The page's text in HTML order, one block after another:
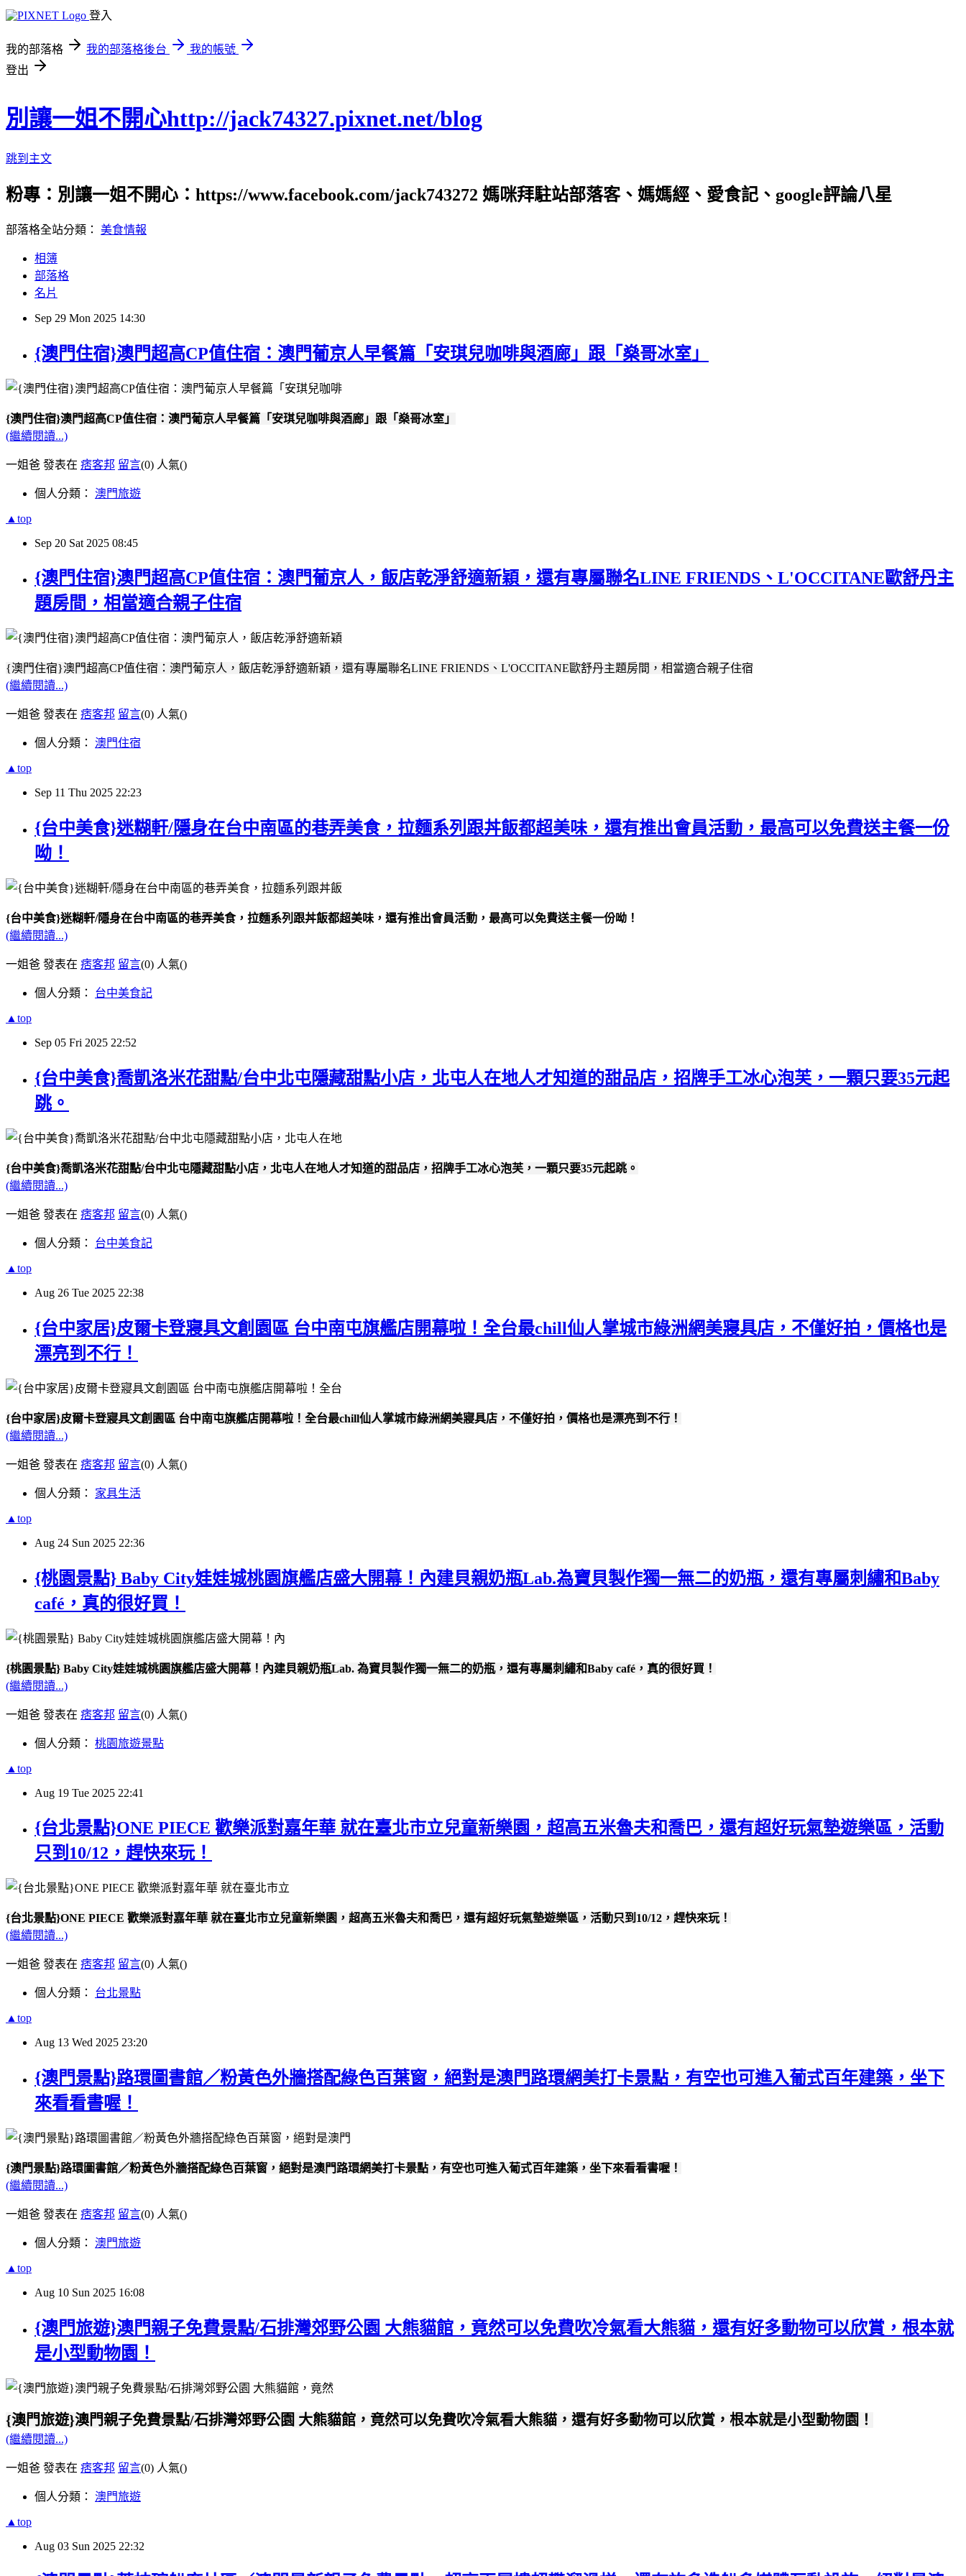
登入
我的部落格 我的部落格後台
我的帳號
登出
別讓一姐不開心http://jack74327.pixnet.net/blog
跳到主文
粉專：別讓一姐不開心：https://www.facebook.com/jack743272 媽咪拜駐站部落客、媽媽經、愛食記、google評論八星
部落格全站分類： 美食情報
相簿
部落格
名片
Sep 29 Mon 2025 14:30
{澳門住宿}澳門超高CP值住宿：澳門葡京人早餐篇「安琪兒咖啡與酒廊」跟「燊哥冰室」
{澳門住宿}澳門超高CP值住宿：澳門葡京人早餐篇「安琪兒咖啡與酒廊」跟「燊哥冰室」
(繼續閱讀...)
一姐爸 發表在 痞客邦 留言(0) 人氣()
個人分類： 澳門旅遊
▲top
Sep 20 Sat 2025 08:45
{澳門住宿}澳門超高CP值住宿：澳門葡京人，飯店乾淨舒適新穎，還有專屬聯名LINE FRIENDS、L'OCCITANE歐舒丹主
題房間，相當適合親子住宿
{澳門住宿}澳門超高CP值住宿：澳門葡京人，飯店乾淨舒適新穎，還有專屬聯名LINE FRIENDS、L'OCCITANE歐舒丹主題房間，相當適合親子住宿
(繼續閱讀...)
一姐爸 發表在 痞客邦 留言(0) 人氣()
個人分類： 澳門住宿
▲top
Sep 11 Thu 2025 22:23
{台中美食}迷糊軒/隱身在台中南區的巷弄美食，拉麵系列跟丼飯都超美味，還有推出會員活動，最高可以免費送主餐一份
呦！
{台中美食}迷糊軒/隱身在台中南區的巷弄美食，拉麵系列跟丼飯都超美味，還有推出會員活動，最高可以免費送主餐一份呦！
(繼續閱讀...)
一姐爸 發表在 痞客邦 留言(0) 人氣()
個人分類： 台中美食記
▲top
Sep 05 Fri 2025 22:52
{台中美食}喬凱洛米花甜點/台中北屯隱藏甜點小店，北屯人在地人才知道的甜品店，招牌手工冰心泡芙，一顆只要35元起
跳。
{台中美食}喬凱洛米花甜點/台中北屯隱藏甜點小店，北屯人在地人才知道的甜品店，招牌手工冰心泡芙，一顆只要35元起跳。
(繼續閱讀...)
一姐爸 發表在 痞客邦 留言(0) 人氣()
個人分類： 台中美食記
▲top
Aug 26 Tue 2025 22:38
{台中家居}皮爾卡登寢具文創園區 台中南屯旗艦店開幕啦！全台最chill仙人掌城市綠洲網美寢具店，不僅好拍，價格也是
漂亮到不行！
{台中家居}皮爾卡登寢具文創園區 台中南屯旗艦店開幕啦！全台最chill仙人掌城市綠洲網美寢具店，不僅好拍，價格也是漂亮到不行！
(繼續閱讀...)
一姐爸 發表在 痞客邦 留言(0) 人氣()
個人分類： 家具生活
▲top
Aug 24 Sun 2025 22:36
{桃園景點} Baby City娃娃城桃園旗艦店盛大開幕！內建貝親奶瓶Lab.為寶貝製作獨一無二的奶瓶，還有專屬刺繡和Baby
café，真的很好買！
{桃園景點} Baby City娃娃城桃園旗艦店盛大開幕！內建貝親奶瓶Lab. 為寶貝製作獨一無二的奶瓶，還有專屬刺繡和Baby café，真的很好買！
(繼續閱讀...)
一姐爸 發表在 痞客邦 留言(0) 人氣()
個人分類： 桃園旅遊景點
▲top
Aug 19 Tue 2025 22:41
{台北景點}ONE PIECE 歡樂派對嘉年華 就在臺北市立兒童新樂園，超高五米魯夫和喬巴，還有超好玩氣墊遊樂區，活動
只到10/12，趕快來玩！
{台北景點}ONE PIECE 歡樂派對嘉年華 就在臺北市立兒童新樂園，超高五米魯夫和喬巴，還有超好玩氣墊遊樂區，活動只到10/12，趕快來玩！
(繼續閱讀...)
一姐爸 發表在 痞客邦 留言(0) 人氣()
個人分類： 台北景點
▲top
Aug 13 Wed 2025 23:20
{澳門景點}路環圖書館／粉黃色外牆搭配綠色百葉窗，絕對是澳門路環網美打卡景點，有空也可進入葡式百年建築，坐下
來看看書喔！
{澳門景點}路環圖書館／粉黃色外牆搭配綠色百葉窗，絕對是澳門路環網美打卡景點，有空也可進入葡式百年建築，坐下來看看書喔！
(繼續閱讀...)
一姐爸 發表在 痞客邦 留言(0) 人氣()
個人分類： 澳門旅遊
▲top
Aug 10 Sun 2025 16:08
{澳門旅遊}澳門親子免費景點/石排灣郊野公園 大熊貓館，竟然可以免費吹冷氣看大熊貓，還有好多動物可以欣賞，根本就
是小型動物園！
{澳門旅遊}澳門親子免費景點/石排灣郊野公園 大熊貓館，竟然可以免費吹冷氣看大熊貓，還有好多動物可以欣賞，根本就是小型動物園！
(繼續閱讀...)
一姐爸 發表在 痞客邦 留言(0) 人氣()
個人分類： 澳門旅遊
▲top
Aug 03 Sun 2025 22:32